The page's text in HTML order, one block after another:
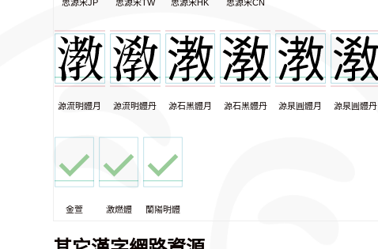
思源宋JP 思源宋TW 思源宋HK 思源宋CN
源流明體月 源流明體丹 源石黑體月 源石黑體丹 源泉圓體月 源泉圓體丹
金萱 激燃體 蘭陽明體